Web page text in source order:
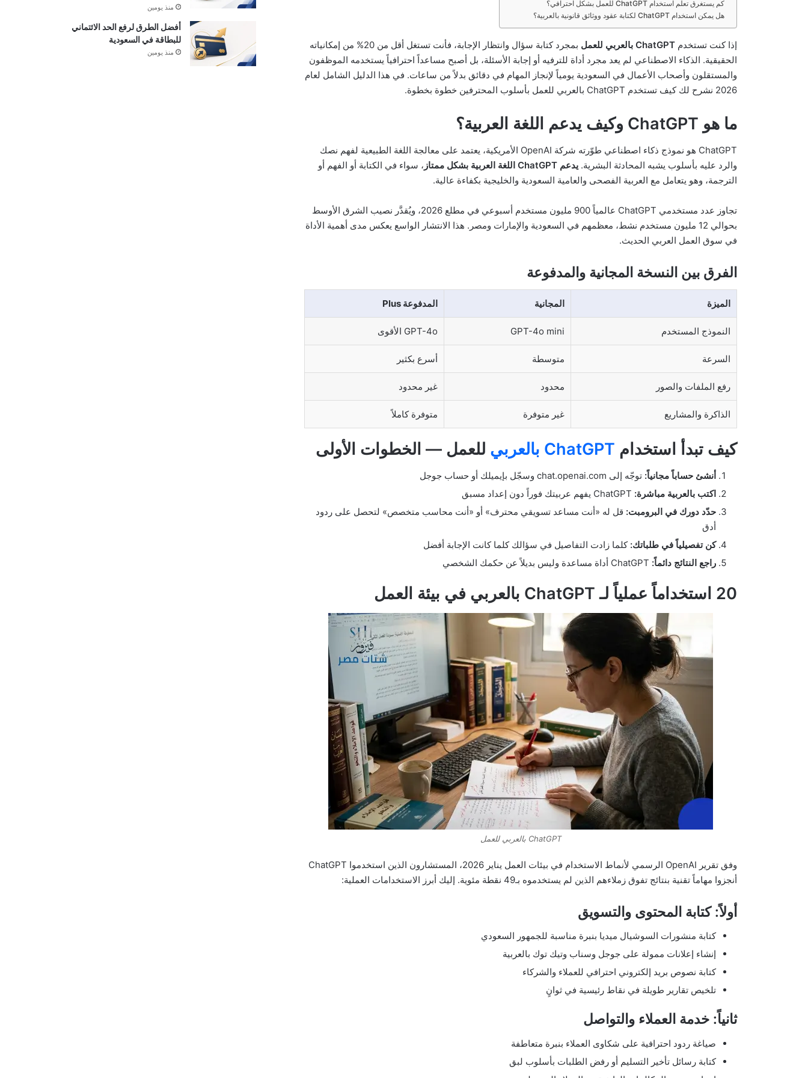
كم يستغرق تعلم استخدام ChatGPT للعمل بشكل احترافي؟
هل يمكن استخدام ChatGPT لكتابة عقود ووثائق قانونية بالعربية؟
إذا كنت تستخدم ChatGPT بالعربي للعمل
بمجرد كتابة سؤال وانتظار الإجابة، فأنت تستغل أقل من 20% من إمكانياته
الحقيقية. الذكاء الاصطناعي لم يعد مجرد أداة للترفيه أو إجابة الأسئلة، بل أصبح مساعداً احترافياً يستخدمه الموظفون
والمستقلون وأصحاب الأعمال في السعودية يومياً لإنجاز المهام في دقائق بدلاً من ساعات. في هذا الدليل الشامل لعام
2026 نشرح لك كيف تستخدم ChatGPT بالعربي للعمل بأسلوب المحترفين خطوة بخطوة.
ما هو ChatGPT وكيف يدعم اللغة العربية؟
ChatGPT هو نموذج ذكاء اصطناعي طوّرته شركة OpenAI الأمريكية، يعتمد على معالجة اللغة الطبيعية لفهم نصك
والرد عليه بأسلوب يشبه المحادثة البشرية. يدعم ChatGPT اللغة العربية بشكل ممتاز
، سواء في الكتابة أو الفهم أو
الترجمة، وهو يتعامل مع العربية الفصحى والعامية السعودية والخليجية بكفاءة عالية.
تجاوز عدد مستخدمي ChatGPT عالمياً 900 مليون مستخدم أسبوعي في مطلع 2026، ويُقدَّر نصيب الشرق الأوسط
بحوالي 12 مليون مستخدم نشط، معظمهم في السعودية والإمارات ومصر. هذا الانتشار الواسع يعكس مدى أهمية الأداة
في سوق العمل العربي الحديث.
الفرق بين النسخة المجانية والمدفوعة
الميزة المجانية المدفوعة Plus
النموذج المستخدم GPT-4o mini GPT-4o الأقوى
السرعة متوسطة أسرع بكثير
رفع الملفات والصور محدود غير محدود
الذاكرة والمشاريع غير متوفرة متوفرة كاملاً
كيف تبدأ استخدام ChatGPT بالعربي للعمل — الخطوات الأولى
أنشئ حساباً مجانياً: توجّه إلى chat.openai.com وسجّل بإيميلك أو حساب جوجل
اكتب بالعربية مباشرة:
حدّد دورك في البرومبت: قل له «أنت مساعد تسويقي محترف» أو «أنت محاسب متخصص» لتحصل على ردود
أدق
كن تفصيلياً في طلباتك: كلما زادت التفاصيل في سؤالك كلما كانت الإجابة أفضل
راجع النتائج دائماً:
20 استخداماً عملياً لـ ChatGPT بالعربي في بيئة العمل
ChatGPT بالعربي للعمل
وفق تقرير OpenAI الرسمي لأنماط الاستخدام في بيئات العمل يناير 2026، المستشارون الذين استخدموا ChatGPT
أنجزوا مهاماً تقنية بنتائج تفوق زملاءهم الذين لم يستخدموه بـ49 نقطة مئوية. إليك أبرز الاستخدامات العملية:
أولاً: كتابة المحتوى والتسويق
كتابة منشورات السوشيال ميديا بنبرة مناسبة للجمهور السعودي
إنشاء إعلانات ممولة على جوجل وسناب وتيك توك بالعربية
كتابة نصوص بريد إلكتروني احترافي للعملاء والشركاء
تلخيص تقارير طويلة في نقاط رئيسية في ثوانٍ
ثانياً: خدمة العملاء والتواصل
صياغة ردود احترافية على شكاوى العملاء بنبرة متعاطفة
كتابة رسائل تأخير التسليم أو رفض الطلبات بأسلوب لبق
منذ يومين
أفضل الطرق لرفع الحد الائتماني
للبطاقة في السعودية
منذ يومين